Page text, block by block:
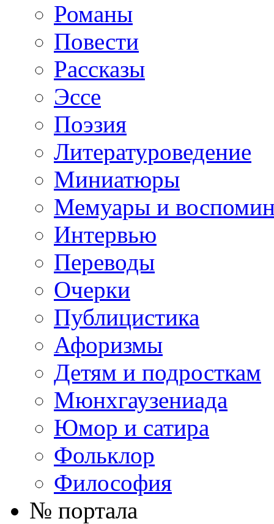
Романы
Повести
Рассказы
Эссе
Поэзия
Литературоведение
Миниатюры
Мемуары и
Интервью
Переводы
Очерки
Публицистика
Афоризмы
Детям и подросткам
Мюнхгаузениада
Юмор и сатира
Фольклор
Философия
№ портала